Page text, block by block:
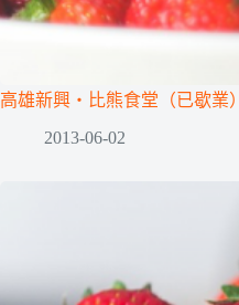
高雄新興‧比熊食堂（已歇業）
2013-06-02